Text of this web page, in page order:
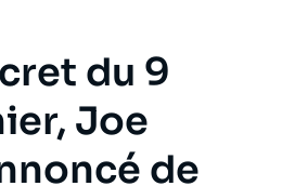
du 9
Joe
de